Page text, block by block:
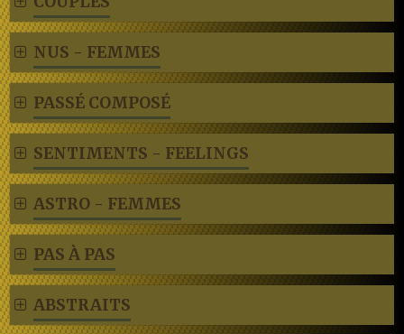
NUS - FEMMES
PASSÉ COMPOSÉ
SENTIMENTS - FEELINGS
ASTRO - FEMMES
PAS À PAS
ABSTRAITS